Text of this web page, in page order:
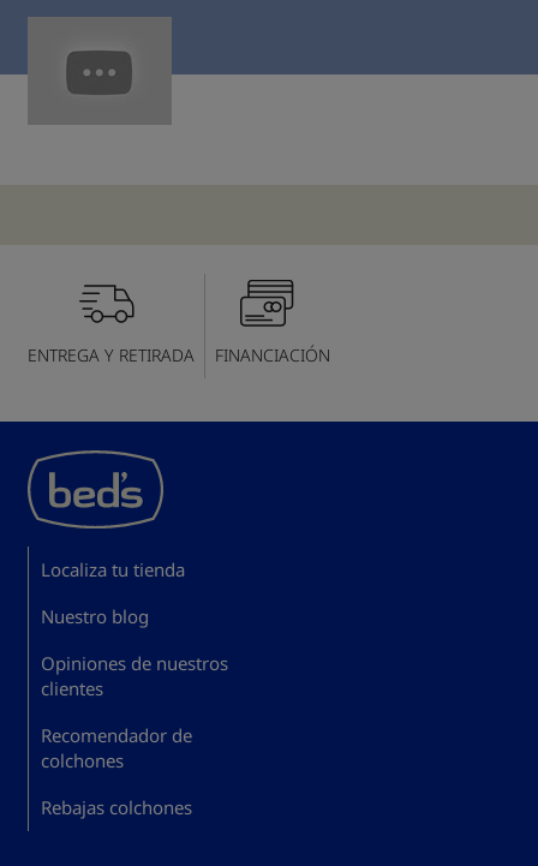
ENTREGA Y RETIRADA FINANCIACIÓN
Localiza tu tienda
Nuestro blog
Opiniones de nuestros
clientes
Recomendador de
colchones
Rebajas colchones